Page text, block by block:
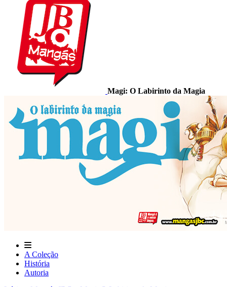
Magi: O Labirinto da Magia
A Coleção
História
Autoria